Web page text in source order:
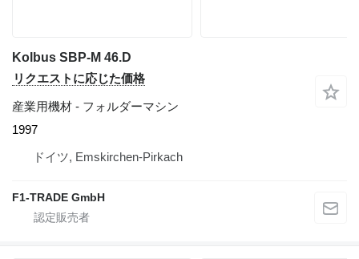
Kolbus SBP-M 46.D
リクエストに応じた価格
産業用機材 - フォルダーマシン
1997
ドイツ, Emskirchen-Pirkach
F1-TRADE GmbH